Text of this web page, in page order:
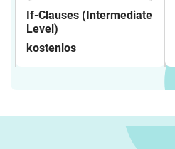
If-Clauses (Intermediate
Level)
kostenlos